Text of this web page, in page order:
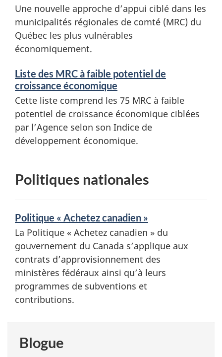
Une nouvelle approche d’appui ciblé dans les
municipalités régionales de comté (MRC) du
Québec les plus vulnérables
économiquement.
Liste des MRC à faible potentiel de
croissance économique
Cette liste comprend les 75 MRC à faible
potentiel de croissance économique ciblées
par l’Agence selon son Indice de
développement économique.
Politiques nationales
Politique « Achetez canadien »
La Politique « Achetez canadien » du
gouvernement du Canada s’applique aux
contrats d’approvisionnement des
ministères fédéraux ainsi qu’à leurs
programmes de subventions et
contributions.
Blogue